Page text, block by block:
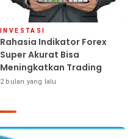
INVESTASI
Rahasia Indikator Forex
Super Akurat Bisa
Meningkatkan Trading
2 bulan yang lalu